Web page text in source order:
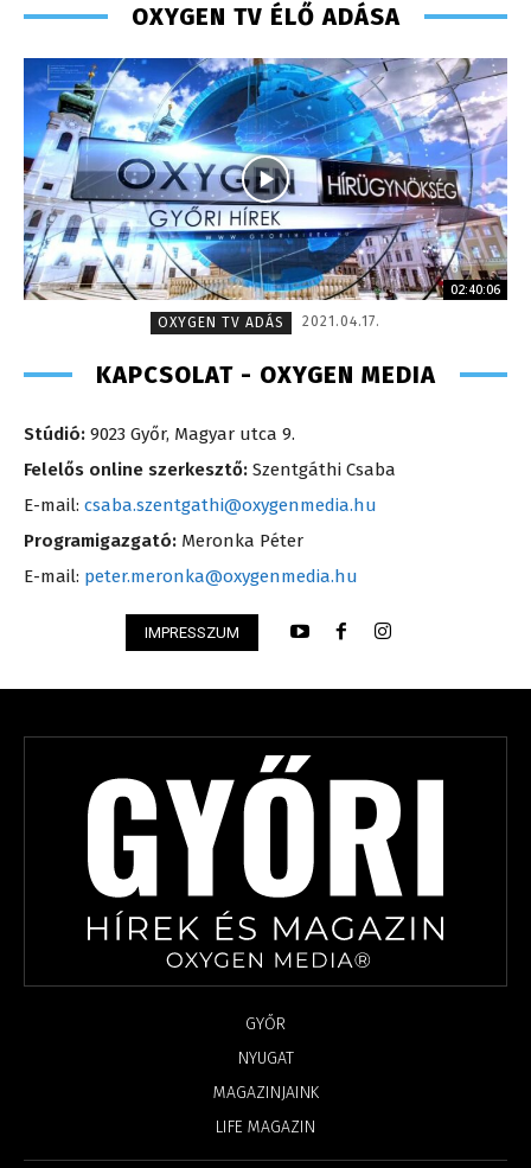
OXYGEN TV ÉLŐ ADÁSA
02:40:06
OXYGEN TV ADÁS
2021.04.17.
KAPCSOLAT - OXYGEN MEDIA
Stúdió: 9023 Győr, Magyar utca 9.
Felelős online szerkesztő: Szentgáthi Csaba
E-mail: csaba.szentgathi@oxygenmedia.hu
Programigazgató: Meronka Péter
E-mail: peter.meronka@oxygenmedia.hu
IMPRESSZUM
GYŐR
NYUGAT
MAGAZINJAINK
LIFE MAGAZIN